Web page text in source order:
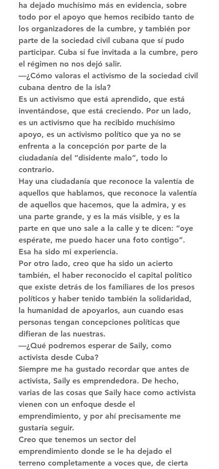
ha dejado muchísimo más en evidencia, sobre
todo por el apoyo que hemos recibido tanto de
los organizadores de la cumbre, y también por
parte de la sociedad civil cubana que sí pudo
participar. Cuba sí fue invitada a la cumbre, pero
el régimen no nos dejó salir.
—¿Cómo valoras el activismo de la sociedad civil
cubana dentro de la isla?
Es un activismo que está aprendido, que está
inventándose, que está creciendo. Por un lado,
es un activismo que ha recibido muchísimo
apoyo, es un activismo político que ya no se
enfrenta a la concepción por parte de la
ciudadanía del “disidente malo”, todo lo
contrario.
Hay una ciudadanía que reconoce la valentía de
aquellos que hablamos, que reconoce la valentía
de aquellos que hacemos, que la admira, y es
una parte grande, y es la más visible, y es la
parte en que uno sale a la calle y te dicen: “oye
espérate, me puedo hacer una foto contigo”.
Esa ha sido mi experiencia.
Por otro lado, creo que ha sido un acierto
también, el haber reconocido el capital político
que existe detrás de los familiares de los presos
políticos y haber tenido también la solidaridad,
la humanidad de apoyarlos, aun cuando esas
personas tengan concepciones políticas que
difieran de las nuestras.
—¿Qué podremos esperar de Saily, como
activista desde Cuba?
Siempre me ha gustado recordar que antes de
activista, Saily es emprendedora. De hecho,
varias de las cosas que Saily hace como activista
vienen con un enfoque desde el
emprendimiento, y por ahí precisamente me
gustaría seguir.
Creo que tenemos un sector del
emprendimiento donde se le ha dejado el
terreno completamente a voces que, de cierta